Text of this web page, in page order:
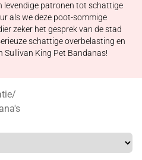
levendige patronen tot schattige
als we deze poot-sommige
zeker het gesprek van de stad
schattige overbelasting en
Sullivan King Pet Bandanas!
/